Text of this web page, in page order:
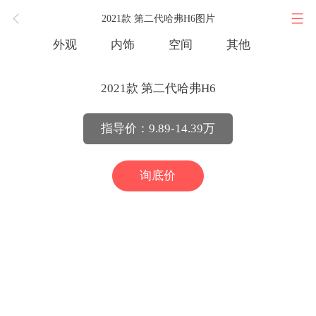
2021款 第二代哈弗H6图片
外观 内饰 空间 其他
2021款 第二代哈弗H6
指导价：9.89-14.39万
询底价